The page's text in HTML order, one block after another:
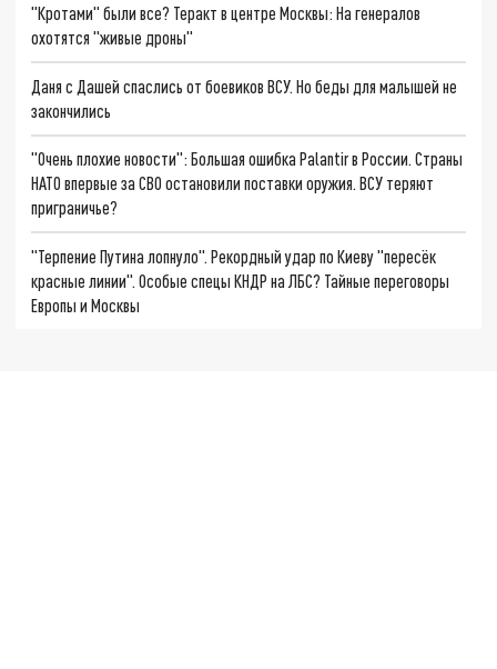
"Кротами" были все? Теракт в центре Москвы: На генералов
охотятся "живые дроны"
Даня с Дашей спаслись от боевиков ВСУ. Но беды для малышей не
закончились
"Очень плохие новости": Большая ошибка Palantir в России. Страны
НАТО впервые за СВО остановили поставки оружия. ВСУ теряют
приграничье?
"Терпение Путина лопнуло". Рекордный удар по Киеву "пересёк
красные линии". Особые спецы КНДР на ЛБС? Тайные переговоры
Европы и Москвы